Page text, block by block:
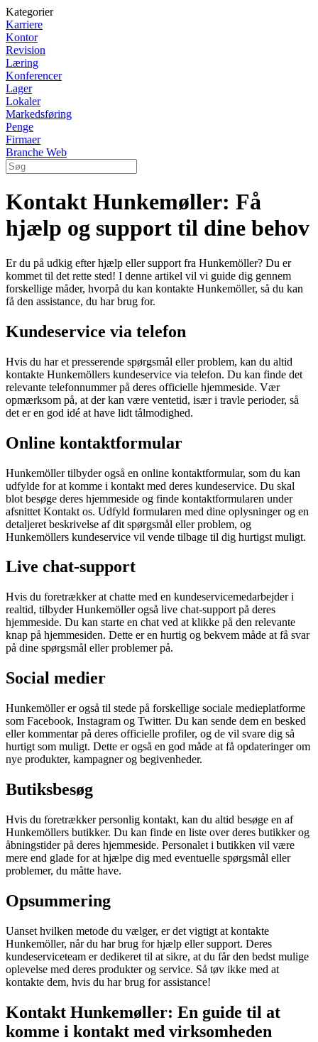
Kategorier
Karriere
Kontor
Revision
Læring
Konferencer
Lager
Lokaler
Markedsføring
Penge
Firmaer
Branche Web
Kontakt Hunkemøller: Få
hjælp og support til dine behov
Er du på udkig efter hjælp eller support fra Hunkemöller? Du er
kommet til det rette sted! I denne artikel vil vi guide dig gennem
forskellige måder, hvorpå du kan kontakte Hunkemöller, så du kan
få den assistance, du har brug for.
Kundeservice via telefon
Hvis du har et presserende spørgsmål eller problem, kan du altid
kontakte Hunkemöllers kundeservice via telefon. Du kan finde det
relevante telefonnummer på deres officielle hjemmeside. Vær
opmærksom på, at der kan være ventetid, især i travle perioder, så
det er en god idé at have lidt tålmodighed.
Online kontaktformular
Hunkemöller tilbyder også en online kontaktformular, som du kan
udfylde for at komme i kontakt med deres kundeservice. Du skal
blot besøge deres hjemmeside og finde kontaktformularen under
afsnittet Kontakt os. Udfyld formularen med dine oplysninger og en
detaljeret beskrivelse af dit spørgsmål eller problem, og
Hunkemöllers kundeservice vil vende tilbage til dig hurtigst muligt.
Live chat-support
Hvis du foretrækker at chatte med en kundeservicemedarbejder i
realtid, tilbyder Hunkemöller også live chat-support på deres
hjemmeside. Du kan starte en chat ved at klikke på den relevante
knap på hjemmesiden. Dette er en hurtig og bekvem måde at få svar
på dine spørgsmål eller problemer på.
Social medier
Hunkemöller er også til stede på forskellige sociale medieplatforme
som Facebook, Instagram og Twitter. Du kan sende dem en besked
eller kommentar på deres officielle profiler, og de vil svare dig så
hurtigt som muligt. Dette er også en god måde at få opdateringer om
nye produkter, kampagner og begivenheder.
Butiksbesøg
Hvis du foretrækker personlig kontakt, kan du altid besøge en af
Hunkemöllers butikker. Du kan finde en liste over deres butikker og
åbningstider på deres hjemmeside. Personalet i butikken vil være
mere end glade for at hjælpe dig med eventuelle spørgsmål eller
problemer, du måtte have.
Opsummering
Uanset hvilken metode du vælger, er det vigtigt at kontakte
Hunkemöller, når du har brug for hjælp eller support. Deres
kundeserviceteam er dedikeret til at sikre, at du får den bedst mulige
oplevelse med deres produkter og service. Så tøv ikke med at
kontakte dem, hvis du har brug for assistance!
Kontakt Hunkemøller: En guide til at
komme i kontakt med virksomheden